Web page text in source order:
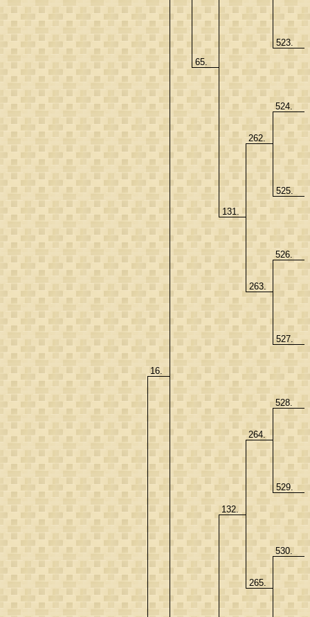
16.
65.
523.
131.
262.
524.
525.
263.
526.
527.
132.
264.
528.
529.
265.
530.